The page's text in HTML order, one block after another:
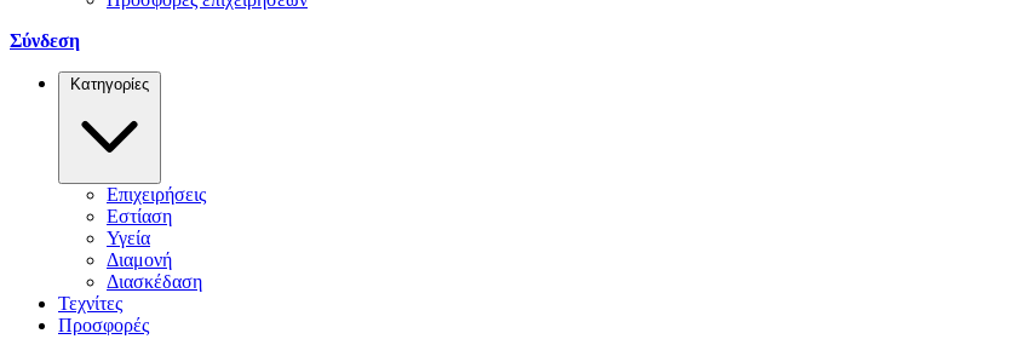
Σύνδεση
Κατηγορίες
Επιχειρήσεις
Εστίαση
Υγεία
Διαμονή
Διασκέδαση
Τεχνίτες
Προσφορές